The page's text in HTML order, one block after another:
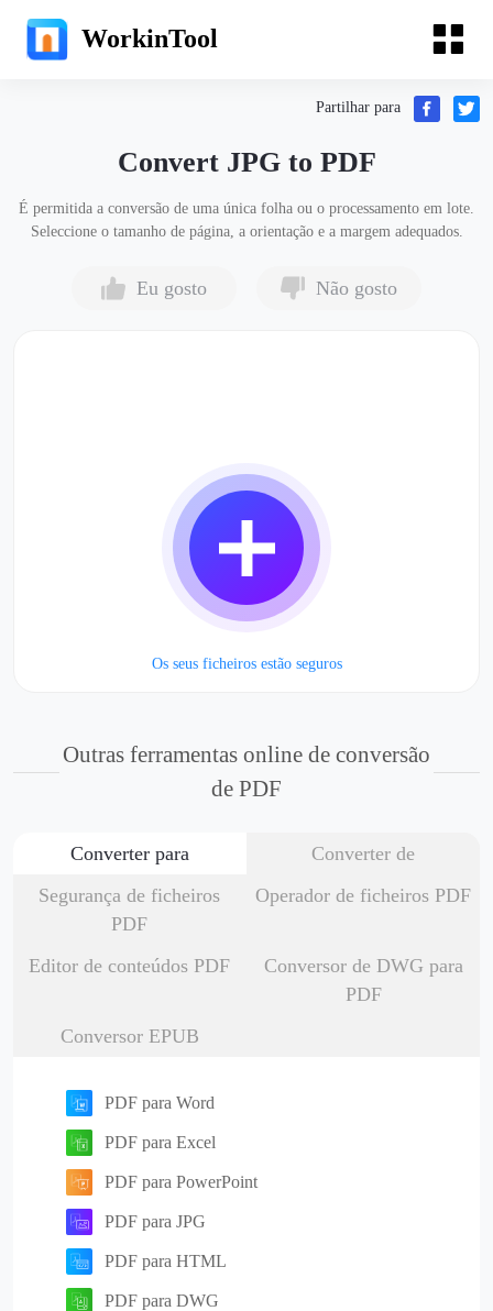
WorkinTool
Partilhar para
Convert JPG to PDF
É permitida a conversão de uma única folha ou o processamento em lote.
Seleccione o tamanho de página, a orientação e a margem adequados.
Eu gosto Não gosto
Os seus ficheiros estão seguros
Outras ferramentas online de conversão
de PDF
Converter para
Converter de
Segurança de ficheiros
PDF
Operador de ficheiros PDF
Editor de conteúdos PDF
Conversor de DWG para
PDF
Conversor EPUB
PDF para Word
PDF para Excel
PDF para PowerPoint
PDF para JPG
PDF para HTML
PDF para DWG